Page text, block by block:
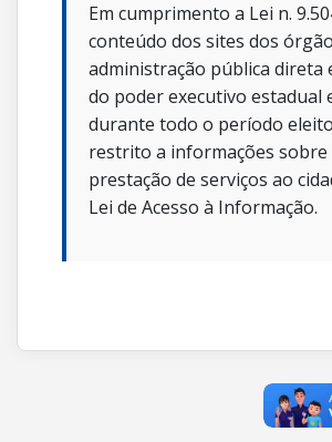
Em cumprimento a Lei n.
conteúdo dos sites dos
administração pública direta
do poder executivo estadual
durante todo o período
restrito a informações sobre
prestação de serviços ao
Lei de Acesso à Informação.